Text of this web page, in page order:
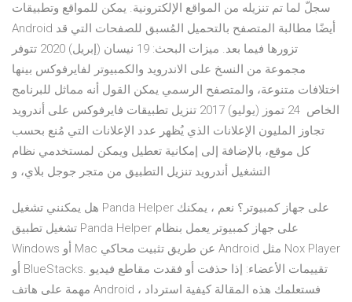
سجلّ لما تم تنزيله من المواقع الإلكترونية. يمكن للمواقع وتطبيقات
Android أيضًا مطالبة المتصفح بالتحميل المُسبق للصفحات التي قد
تزورها فيما بعد. ميزات البحث: 19 نيسان (إبريل) 2020 تتوفر
مجموعة من النسخ على الاندرويد والكمبيوتر لفايرفوكس بينها
اختلافات متنوعة، والمتصفح الرسمي يمكن القول أنه مماثل للبرنامج
الخاص 24 تموز (يوليو) 2017 تنزيل تطبيقات فايرفوكس على أندرويد
تجاوز المليون الإعلانات الذي يُظهر عدد الإعلانات التي مُنع بحسب
كل موقع، بالإضافة إلى إمكانية تعطيل ويمكن لمستخدمي نظام
التشغيل أندرويد تنزيل التطبيق من متجر جوجل بلاي، و
هل يمكنني تشغيل Panda Helper على جهاز كمبيوتر؟ نعم ، يمكنك
تشغيل تطبيق Panda Helper على جهاز كمبيوتر يعمل بنظام
Windows أو Mac عن طريق تثبيت محاكي Android مثل Nox Player
أو BlueStacks. تقييمات الأعضاء: إذا حذفت أو فقدت مقاطع فيديو
مهمة على هاتف Android ، فستعلمك هذه المقالة كيفية استرداد